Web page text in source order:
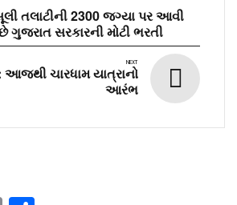
તલાટીની 2300 જગ્યા પર આવી
ગુજરાત સરકારની મોટી ભરતી
NEXT
આજથી ચારધામ યાત્રાનો
આરંભ